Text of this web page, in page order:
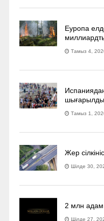
Еуропа
Тамыз 4,
шығарылды
Тамыз 1,
Жер
Шілде 30,
2 млн
Шілде 27,